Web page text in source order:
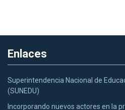
Enlaces
Superintendencia Nacional de
(SUNEDU)
Incorporando nuevos actores en la